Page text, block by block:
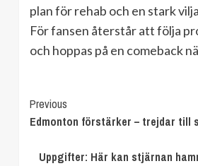
plan för rehab och en stark
För fansen återstår att följa
och hoppas på en comeback
Continue
Reading
Previous
Edmonton förstärker – trejdar till
Uppgifter: Här kan stjärnan